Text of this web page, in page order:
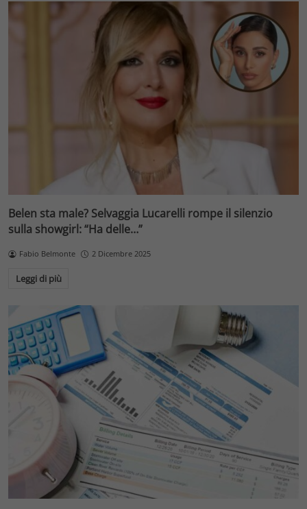
Belen sta male? Selvaggia Lucarelli rompe il silenzio
sulla showgirl: “Ha delle…”
Fabio Belmonte 2 Dicembre 2025
Leggi di più